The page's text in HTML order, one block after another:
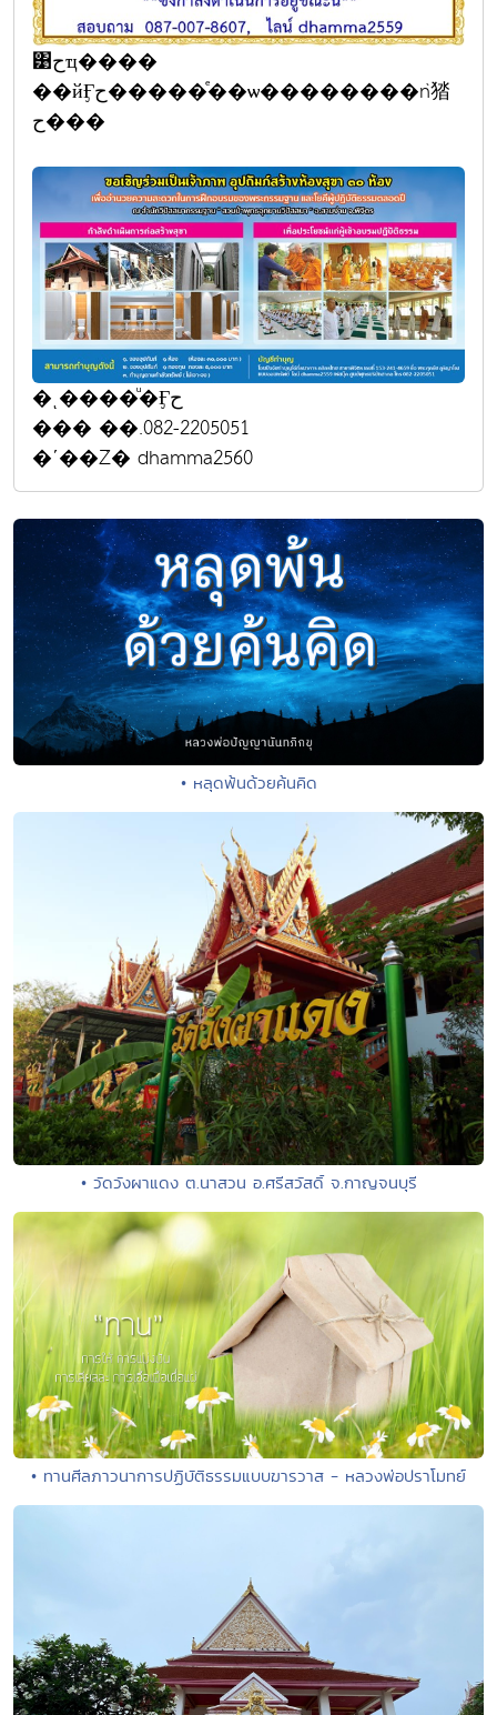
͹حҵ����
��йӺح�����ͤ��ѡ��������ǹ㹺
ح���
�ͺ����ͧ�Ӻح
��� ��.082-2205051
�ʹ��Ź� dhamma2560
• หลุดพ้นด้วยค้นคิด
• วัดวังผาแดง ต.นาสวน อ.ศรีสวัสดิ์ จ.กาญจนบุรี
• ทานศีลภาวนาการปฏิบัติธรรมแบบฆารวาส - หลวงพ่อปราโมทย์